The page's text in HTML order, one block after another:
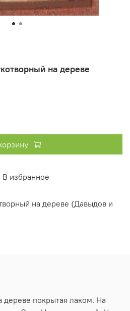
на дереве
В избранное
на дереве (Давыдов и
дереве покрытая лаком. На